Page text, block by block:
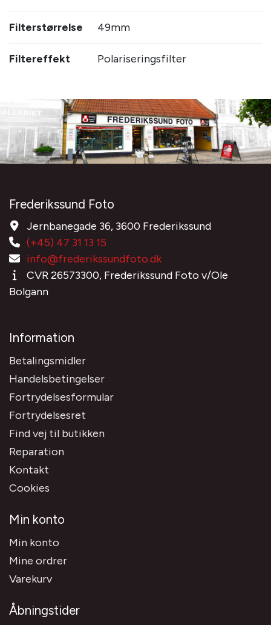
Filterstørrelse 49mm
Filtereffekt Polariseringsfilter
Frederikssund Foto
Jernbanegade 36, 3600 Frederikssund
(+45) 47 31 13 15
info@frederikssundfoto.dk
CVR 26573300, Frederikssund Foto v/Ole
Bolgann
Information
Betalingsmidler
Handelsbetingelser
Fortrydelsesformular
Fortrydelsesret
Find vej til butikken
Reparation
Kontakt
Cookies
Min konto
Min konto
Mine ordrer
Varekurv
Åbningstider